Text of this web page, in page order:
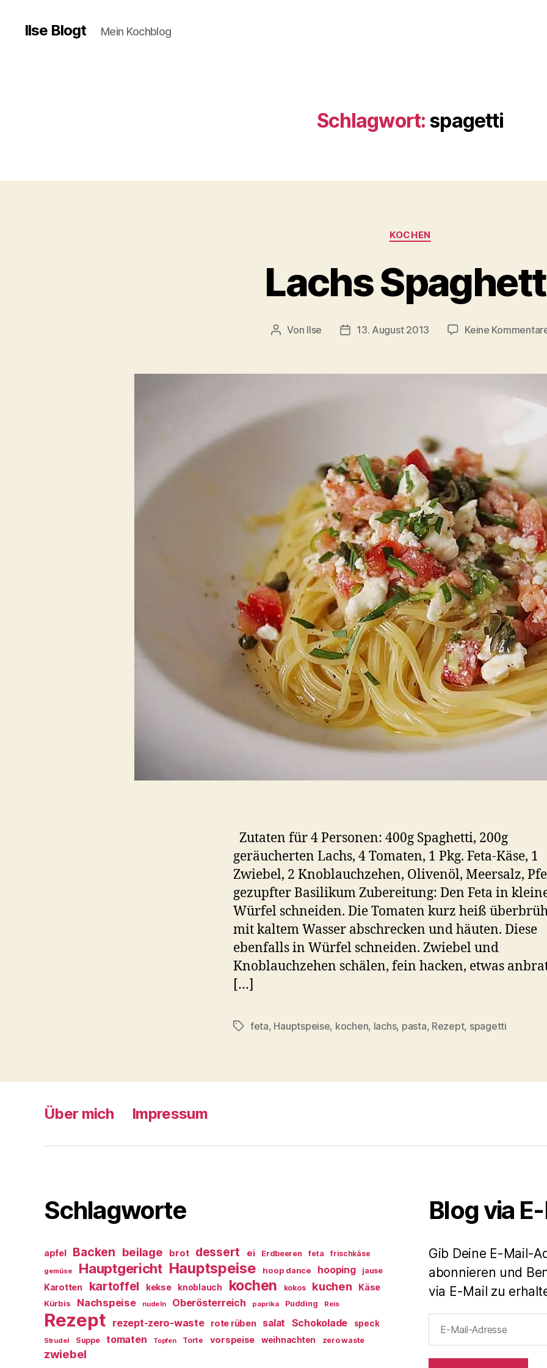
Ilse Blogt Mein Kochblog
Schlagwort: spagetti
Kategorien
KOCHEN
Lachs
Beitragsautor
Von Ilse Beitragsdatum
13. August 2013 Keine
Zutaten für 4 Personen: 400g Spaghetti, 200g
geräucherten Lachs, 4 Tomaten, 1 Pkg. Feta-Käse, 1
Zwiebel, 2 Knoblauchzehen, Olivenöl, Meersalz,
gezupfter Basilikum Zubereitung: Den Feta in
Würfel schneiden. Die Tomaten kurz heiß
mit kaltem Wasser abschrecken und häuten. Diese
ebenfalls in Würfel schneiden. Zwiebel und
Knoblauchzehen schälen, fein hacken, etwas
[…]
Schlagwörter
feta, Hauptspeise, kochen, lachs, pasta, Rezept, spagetti
Über mich Impressum
Schlagworte
apfel Backen beilage brot dessert ei Erdbeeren feta frischkäse
gemüse Hauptgericht Hauptspeise hoop dance hooping jause
Karotten kartoffel kekse knoblauch kochen kokos kuchen Käse
Kürbis Nachspeise nudeln Oberösterreich paprika Pudding Reis
Rezept rezept-zero-waste rote rüben salat Schokolade speck
Strudel Suppe tomaten Topfen Torte vorspeise weihnachten zero waste
zwiebel
Blog via
Gib Deine E-Mail-
abonnieren und
via E-Mail zu
Mail-
Adresse